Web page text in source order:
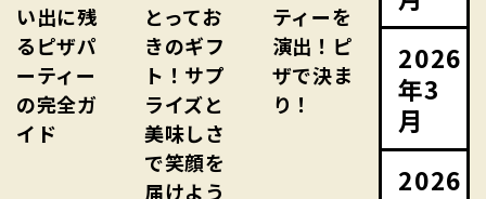
い出に残
るピザパ
ーティー
の完全ガ
イド
とってお
きのギフ
ト！サプ
ライズと
美味しさ
で笑顔を
届けよう
ティーを
演出！ピ
ザで決ま
り！
2026
年3
月
2026